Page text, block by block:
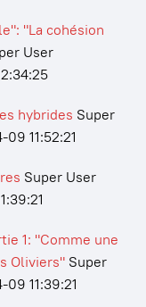
"La cohésion
User
hybrides Super
11:52:21
Super User
1: "Comme une
Oliviers" Super
11:39:21